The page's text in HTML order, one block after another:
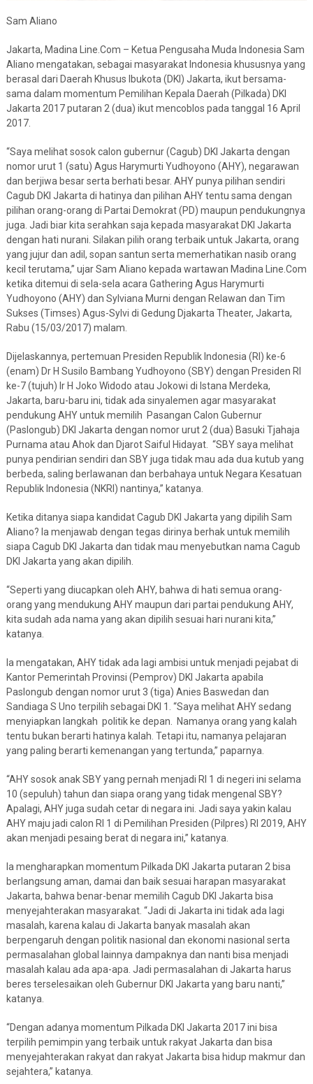
Sam Aliano
Jakarta, Madina Line.Com – Ketua Pengusaha Muda Indonesia Sam
Aliano mengatakan, sebagai masyarakat Indonesia khususnya yang
berasal dari Daerah Khusus Ibukota (DKI) Jakarta, ikut bersama-
sama dalam momentum Pemilihan Kepala Daerah (Pilkada) DKI
Jakarta 2017 putaran 2 (dua) ikut mencoblos pada tanggal 16 April
2017.
“Saya melihat sosok calon gubernur (Cagub) DKI Jakarta dengan
nomor urut 1 (satu) Agus Harymurti Yudhoyono (AHY), negarawan
dan berjiwa besar serta berhati besar. AHY punya pilihan sendiri
Cagub DKI Jakarta di hatinya dan pilihan AHY tentu sama dengan
pilihan orang-orang di Partai Demokrat (PD) maupun pendukungnya
juga. Jadi biar kita serahkan saja kepada masyarakat DKI Jakarta
dengan hati nurani. Silakan pilih orang terbaik untuk Jakarta, orang
yang jujur dan adil, sopan santun serta memerhatikan nasib orang
kecil terutama,” ujar Sam Aliano kepada wartawan Madina Line.Com
ketika ditemui di sela-sela acara Gathering Agus Harymurti
Yudhoyono (AHY) dan Sylviana Murni dengan Relawan dan Tim
Sukses (Timses) Agus-Sylvi di Gedung Djakarta Theater, Jakarta,
Rabu (15/03/2017) malam.
Dijelaskannya, pertemuan Presiden Republik Indonesia (RI) ke-6
(enam) Dr H Susilo Bambang Yudhoyono (SBY) dengan Presiden RI
ke-7 (tujuh) Ir H Joko Widodo atau Jokowi di Istana Merdeka,
Jakarta, baru-baru ini, tidak ada sinyalemen agar masyarakat
pendukung AHY untuk memilih Pasangan Calon Gubernur
(Paslongub) DKI Jakarta dengan nomor urut 2 (dua) Basuki Tjahaja
Purnama atau Ahok dan Djarot Saiful Hidayat. “SBY saya melihat
punya pendirian sendiri dan SBY juga tidak mau ada dua kutub yang
berbeda, saling berlawanan dan berbahaya untuk Negara Kesatuan
Republik Indonesia (NKRI) nantinya,” katanya.
Ketika ditanya siapa kandidat Cagub DKI Jakarta yang dipilih Sam
Aliano? Ia menjawab dengan tegas dirinya berhak untuk memilih
siapa Cagub DKI Jakarta dan tidak mau menyebutkan nama Cagub
DKI Jakarta yang akan dipilih.
“Seperti yang diucapkan oleh AHY, bahwa di hati semua orang-
orang yang mendukung AHY maupun dari partai pendukung AHY,
kita sudah ada nama yang akan dipilih sesuai hari nurani kita,”
katanya.
Ia mengatakan, AHY tidak ada lagi ambisi untuk menjadi pejabat di
Kantor Pemerintah Provinsi (Pemprov) DKI Jakarta apabila
Paslongub dengan nomor urut 3 (tiga) Anies Baswedan dan
Sandiaga S Uno terpilih sebagai DKI 1. “Saya melihat AHY sedang
menyiapkan langkah politik ke depan. Namanya orang yang kalah
tentu bukan berarti hatinya kalah. Tetapi itu, namanya pelajaran
yang paling berarti kemenangan yang tertunda,” paparnya.
“AHY sosok anak SBY yang pernah menjadi RI 1 di negeri ini selama
10 (sepuluh) tahun dan siapa orang yang tidak mengenal SBY?
Apalagi, AHY juga sudah cetar di negara ini. Jadi saya yakin kalau
AHY maju jadi calon RI 1 di Pemilihan Presiden (Pilpres) RI 2019, AHY
akan menjadi pesaing berat di negara ini,” katanya.
Ia mengharapkan momentum Pilkada DKI Jakarta putaran 2 bisa
berlangsung aman, damai dan baik sesuai harapan masyarakat
Jakarta, bahwa benar-benar memilih Cagub DKI Jakarta bisa
menyejahterakan masyarakat. “Jadi di Jakarta ini tidak ada lagi
masalah, karena kalau di Jakarta banyak masalah akan
berpengaruh dengan politik nasional dan ekonomi nasional serta
permasalahan global lainnya dampaknya dan nanti bisa menjadi
masalah kalau ada apa-apa. Jadi permasalahan di Jakarta harus
beres terselesaikan oleh Gubernur DKI Jakarta yang baru nanti,”
katanya.
“Dengan adanya momentum Pilkada DKI Jakarta 2017 ini bisa
terpilih pemimpin yang terbaik untuk rakyat Jakarta dan bisa
menyejahterakan rakyat dan rakyat Jakarta bisa hidup makmur dan
sejahtera,” katanya.